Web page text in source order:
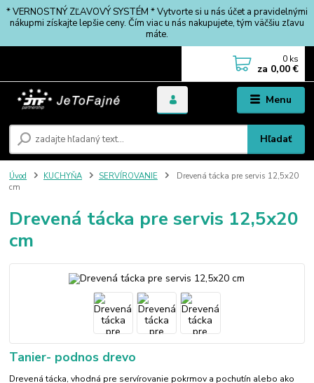
* VERNOSTNÝ ZĽAVOVÝ SYSTÉM * Vytvorte si u nás účet a pravidelnými
nákupmi získajte lepšie ceny. Čím viac u nás nakupujete, tým väčšiu zľavu
máte.
Menu
Hľadať
0 ks
za 0,00 €
Úvod KUCHYŇA SERVÍROVANIE
Drevená tácka pre servis 12,5x20
cm
Drevená tácka pre servis 12,5x20
cm
Tanier- podnos drevo
Drevená tácka, vhodná pre servírovanie pokrmov a pochutín alebo ako